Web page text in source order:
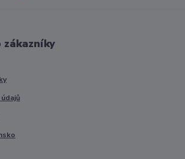
zákazníky